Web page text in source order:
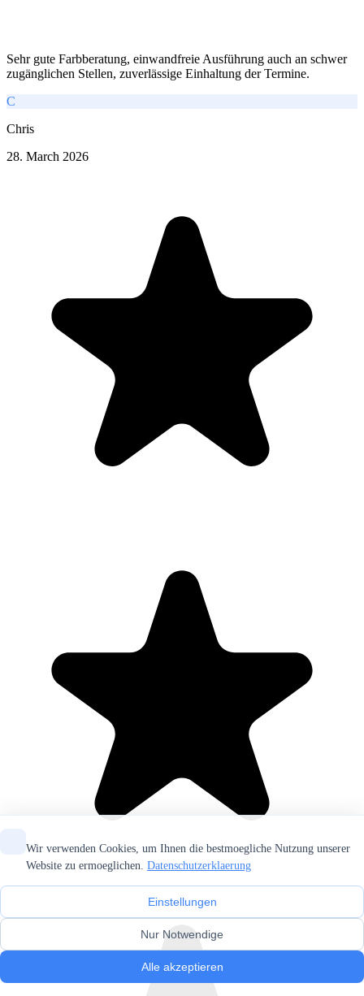
Sehr gute Farbberatung, einwandfreie Ausführung auch an schwer
zugänglichen Stellen, zuverlässige Einhaltung der Termine.
C
Chris
28. March 2026
Wir verwenden Cookies, um Ihnen die bestmoegliche Nutzung unserer
Website zu ermoeglichen. Datenschutzerklaerung
Einstellungen
Nur Notwendige
Alle akzeptieren